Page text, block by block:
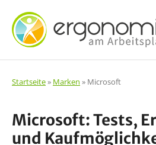
Inhalt
springen
Startseite» Marken » Microsoft
Microsoft: Tests,
und